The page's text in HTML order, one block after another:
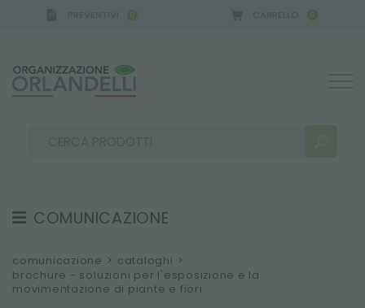
0 0
COMUNICAZIONE
TESTIMONIAL
NEWS
comunicazione > cataloghi >
brochure - soluzioni per l'esposizione e la
movimentazione di piante e fiori